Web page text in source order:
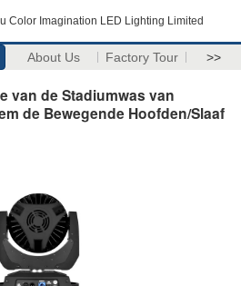
Color Imagination LED Lighting Limited
About Us Factory Tour >>
van de Stadiumwas van
de Bewegende Hoofden/Slaaf